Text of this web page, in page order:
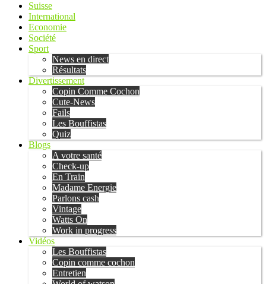
Suisse
International
Economie
Société
Sport
News en direct
Résultats
Divertissement
Copin Comme Cochon
Cute-News
Fails
Les Bouffistas
Quiz
Blogs
A votre santé
Check-up
En Train
Madame Energie
Parlons cash
Vintage
Watts On
Work in progress
Vidéos
Les Bouffistas
Copin comme cochon
Entretien